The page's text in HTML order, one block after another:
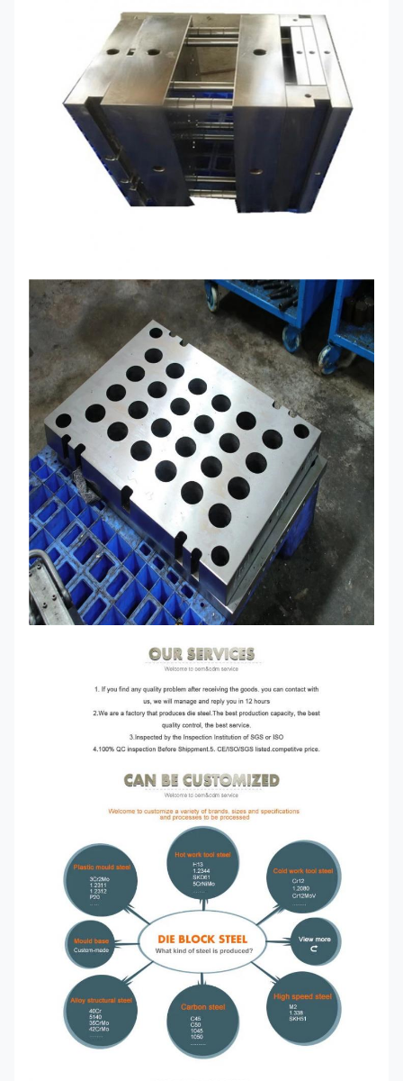
/DC53
40Cr/5140/35CrMo/42CrMo/4140/1.7225
C45/C50/1045/1050/S50C/S45C/T10/T8
M2/1.338/SKH51
কাস্টম-মেড
১ টন থেকে ২৫ টন এবং নমুনা অর্ডার গ্রহণ করা হয়
জমা বা এল/সি পাওয়ার ১৫-২০ দিন পর
ক্ষমতা ১২০০০ টন/বছর